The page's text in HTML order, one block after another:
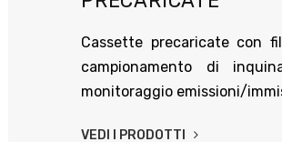
Cassette precaricate con
campionamento di
monitoraggio emissioni/
VEDI I PRODOTTI